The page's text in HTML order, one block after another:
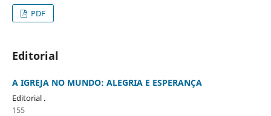
PDF
Editorial
A IGREJA NO MUNDO: ALEGRIA E ESPERANÇA
Editorial .
155